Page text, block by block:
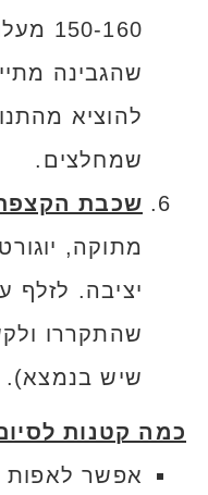
שהגבינה
להוציא
שמחלצים.
שכבת
מתוקה,
יציבה. לזלף
שהתקררו
שיש בנמצא).
כמה קטנות